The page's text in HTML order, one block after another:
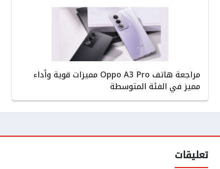
مراجعة هاتف Oppo A3 Pro مميزات قوية وأداء
مميز في الفئة المتوسطة
تعليقات